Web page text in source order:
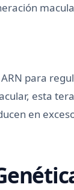
para
esta
en